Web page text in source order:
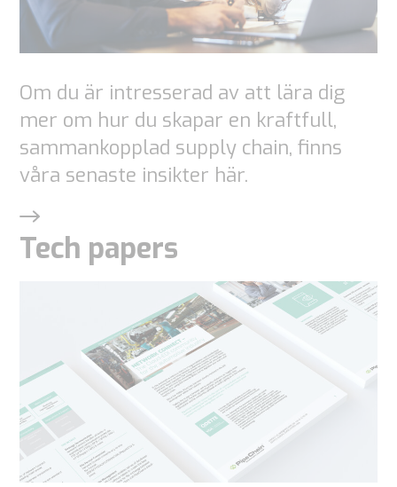
Om du är intresserad av att lära dig
mer om hur du skapar en kraftfull,
sammankopplad supply chain, finns
våra senaste insikter här.
Tech papers
baserat på
hur
används.
Upplevelse
möjligt under
ditt besök.
dessa
cookies
kommer viss
funktionalitet
att försvinna